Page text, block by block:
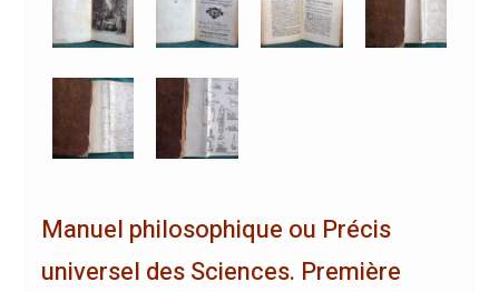
Manuel philosophique ou Précis
universel des Sciences. Première